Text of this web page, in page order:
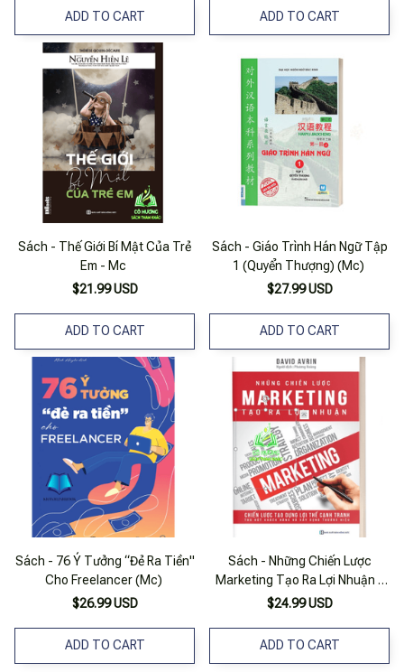
ADD TO CART ADD TO CART
Sách - Thế Giới Bí Mật Của Trẻ
Em - Mc
$21.99 USD
ADD TO CART
Sách - Giáo Trình Hán Ngữ Tập
1 (Quyển Thượng) (Mc)
$27.99 USD
ADD TO CART
Sách - 76 Ý Tưởng “Đẻ Ra Tiền"
Cho Freelancer (Mc)
$26.99 USD
ADD TO CART
Sách - Những Chiến Lược
Marketing Tạo Ra Lợi Nhuận -
Mc
$24.99 USD
ADD TO CART